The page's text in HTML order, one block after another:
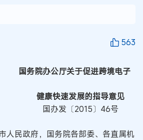
563
国务院办公厅关于促进跨境电子
展的指导意见
2015〕46号
人民政府，国务院各部委、各直属机